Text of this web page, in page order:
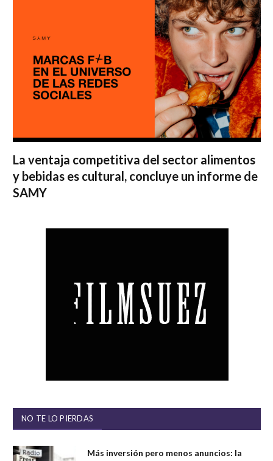
La ventaja competitiva del sector alimentos
y bebidas es cultural, concluye un informe de
SAMY
NO TE LO PIERDAS
Más inversión pero menos anuncios: la